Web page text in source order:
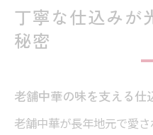
丁寧な仕込みが
秘密
老舗中華の味を支える仕
老舗中華が長年地元で愛